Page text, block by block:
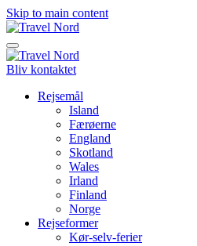
Skip to main content
Bliv kontaktet
Rejsemål
Island
Færøerne
England
Skotland
Wales
Irland
Finland
Norge
Rejseformer
Kør-selv-ferier